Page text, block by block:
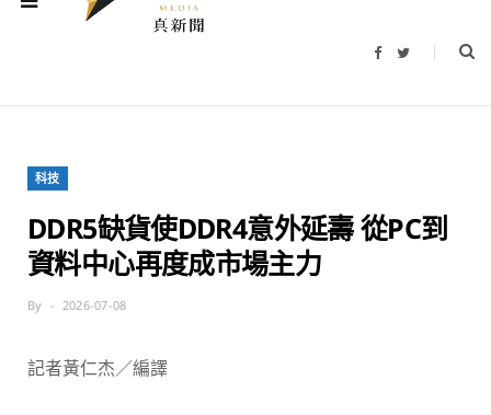
F
b
T
t
科技
DDR5缺貨使DDR4意外延壽 從PC到
資料中心再度成市場主力
By 2026-07-08
記者黃仁杰／編譯